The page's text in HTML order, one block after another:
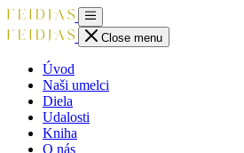
Close menu
Úvod
Naši umelci
Diela
Udalosti
Kniha
O nás